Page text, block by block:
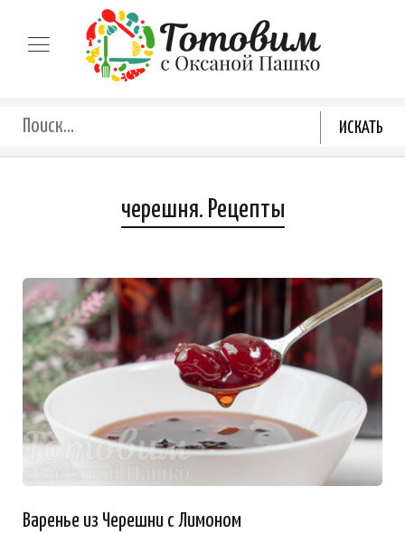
черешня. Рецепты
Варенье из Черешни с Лимоном